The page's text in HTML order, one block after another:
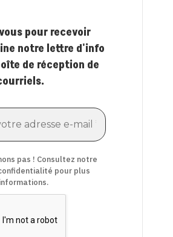
pour recevoir
notre lettre d'info
de réception de
pas ! Consultez notre
pour plus